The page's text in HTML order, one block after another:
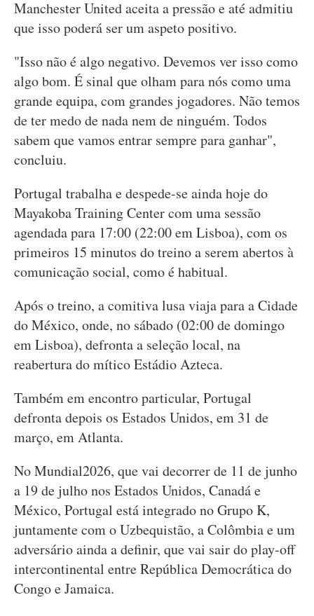
Manchester United aceita a pressão e até admitiu
que isso poderá ser um aspeto positivo.
"Isso não é algo negativo. Devemos ver isso como
algo bom. É sinal que olham para nós como uma
grande equipa, com grandes jogadores. Não temos
de ter medo de nada nem de ninguém. Todos
sabem que vamos entrar sempre para ganhar",
concluiu.
Portugal trabalha e despede-se ainda hoje do
Mayakoba Training Center com uma sessão
agendada para 17:00 (22:00 em Lisboa), com os
primeiros 15 minutos do treino a serem abertos à
comunicação social, como é habitual.
Após o treino, a comitiva lusa viaja para a Cidade
do México, onde, no sábado (02:00 de domingo
em Lisboa), defronta a seleção local, na
reabertura do mítico Estádio Azteca.
Também em encontro particular, Portugal
defronta depois os Estados Unidos, em 31 de
março, em Atlanta.
No Mundial2026, que vai decorrer de 11 de junho
a 19 de julho nos Estados Unidos, Canadá e
México, Portugal está integrado no Grupo K,
juntamente com o Uzbequistão, a Colômbia e um
adversário ainda a definir, que vai sair do play-off
intercontinental entre República Democrática do
Congo e Jamaica.